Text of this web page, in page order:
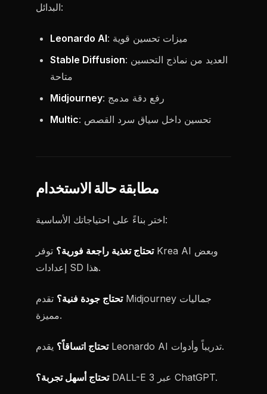
البدائل:
Leonardo AI : ميزات تحسين قوية
Stable Diffusion: العديد من نماذج التحسين
متاحة
Midjourney : رفع دقة مدمج
Multic : تحسين داخل سياق سرد القصص
مطابقة حالة الاستخدام
اختر بناءً على احتياجاتك الأساسية:
تحتاج تغذية راجعة فورية؟ توفر Krea AI وبعض
إعدادات SD هذا.
تحتاج جودة فنية؟ تقدم Midjourney جماليات
مميزة.
تحتاج اتساقاً؟ يقدم Leonardo AI تدريباً وأدوات.
تحتاج أسهل تجربة؟ DALL-E 3 عبر ChatGPT.